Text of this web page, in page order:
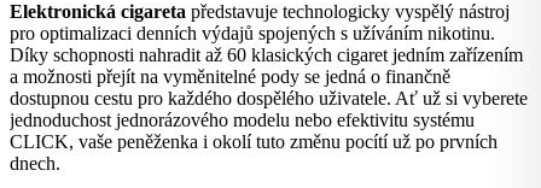
Elektronická cigareta představuje technologicky vyspělý nástroj
pro optimalizaci denních výdajů spojených s užíváním nikotinu.
Díky schopnosti nahradit až 60 klasických cigaret jedním zařízením
a možnosti přejít na vyměnitelné pody se jedná o finančně
dostupnou cestu pro každého dospělého uživatele. Ať už si vyberete
jednoduchost jednorázového modelu nebo efektivitu systému
CLICK, vaše peněženka i okolí tuto změnu pocítí už po prvních
dnech.